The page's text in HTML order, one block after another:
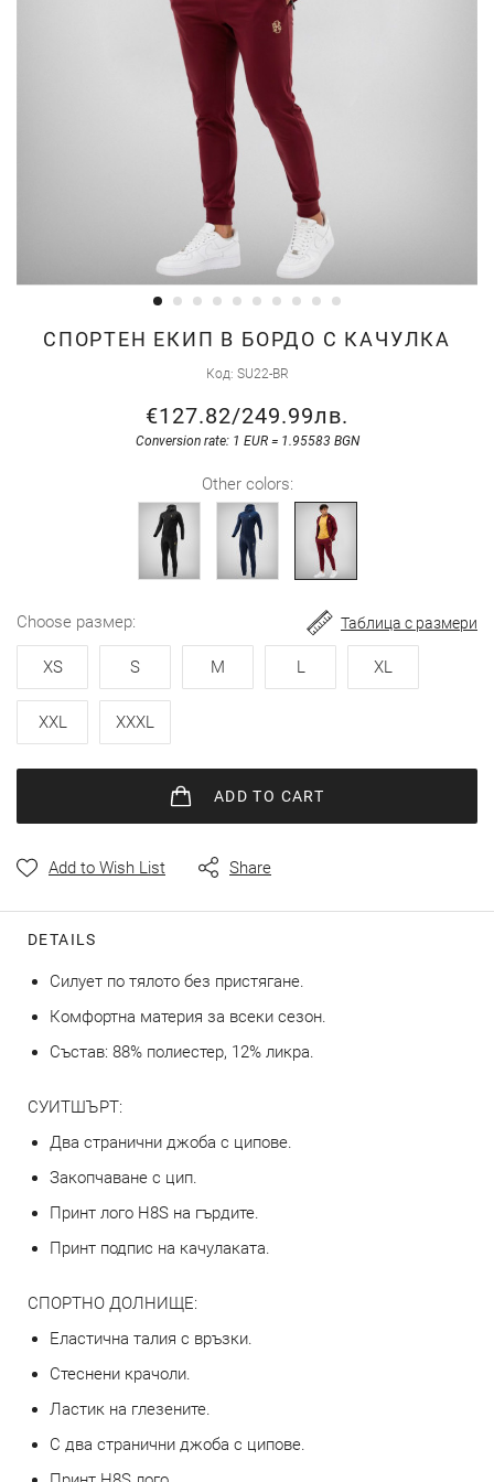
СПОРТЕН ЕКИП В БОРДО С КАЧУЛКА
Код SU22-BR
€127.82/249.99лв.
Conversion rate: 1 EUR = 1.95583 BGN
Other colors:
choose размер
XS S M L XL
XXL XXXL
Таблица с размери
ADD TO CART
Add to Wish List Share
DETAILS
Силует по тялото без пристягане.
Комфортна материя за всеки сезон.
Състав: 88% полиестер, 12% ликра.
СУИТШЪРТ:
Два странични джоба с ципове.
Закопчаване с цип.
Принт лого H8S на гърдите.
Принт подпис на качулаката.
СПОРТНО ДОЛНИЩЕ:
Еластична талия с връзки.
Стеснени крачоли.
Ластик на глезените.
С два странични джоба с ципове.
Skip